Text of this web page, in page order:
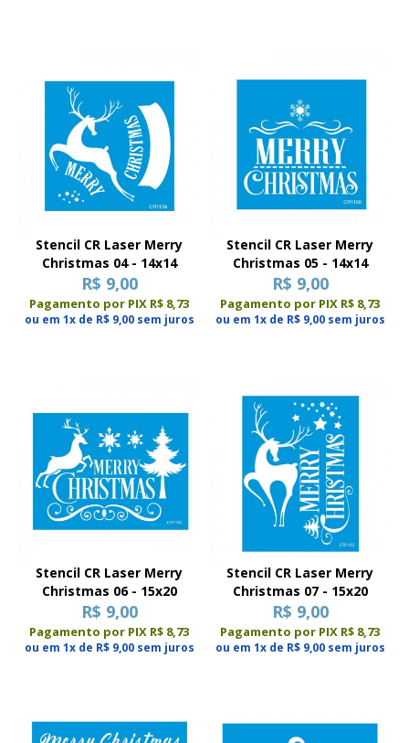
Stencil CR Laser Merry
Christmas 04 - 14x14
R$ 9,00
Pagamento por PIX R$ 8,73
ou em 1x de R$ 9,00 sem juros
Stencil CR Laser Merry
Christmas 05 - 14x14
R$ 9,00
Pagamento por PIX R$ 8,73
ou em 1x de R$ 9,00 sem juros
Stencil CR Laser Merry
Christmas 06 - 15x20
R$ 9,00
Pagamento por PIX R$ 8,73
ou em 1x de R$ 9,00 sem juros
Stencil CR Laser Merry
Christmas 07 - 15x20
R$ 9,00
Pagamento por PIX R$ 8,73
ou em 1x de R$ 9,00 sem juros